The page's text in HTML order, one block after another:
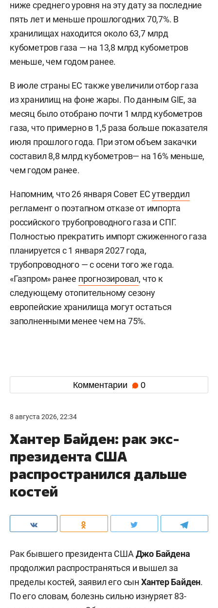
ниже среднего уровня на эту дату за последние
пять лет и меньше прошлогодних 70,7%. В
хранилищах находится около 63,7 млрд
кубометров газа — на 13,8 млрд кубометров
меньше, чем годом ранее.
В июле страны ЕС также увеличили отбор газа
из хранилищ на фоне жары. По данным GIE, за
месяц было отобрано почти 1 млрд кубометров
газа, что примерно в 1,5 раза больше показателя
июля прошлого года. При этом объем закачки
составил 8,8 млрд кубометров— на 16% меньше,
чем годом ранее.
Напомним, что 26 января Совет ЕСутвердил
регламент о поэтапном отказе от импорта
российского трубопроводного газа и СПГ.
Полностью прекратить импорт сжиженного газа
планируется с 1 января 2027 года,
трубопроводного — с осени того же года.
«Газпром» ранее прогнозировал, что к
следующему отопительному сезону
европейские хранилища могут остаться
заполненными менее чем на 75%.
Комментарии 0
8 августа 2026, 22:34
Хантер Байден: рак экс-
президента США
распространился дальше
костей
Рак бывшего президента СШАДжо Байдена
продолжил распространяться и вышел за
пределы костей, заявил его сын Хантер Байден.
По его словам, болезнь сильно изнуряет 83-